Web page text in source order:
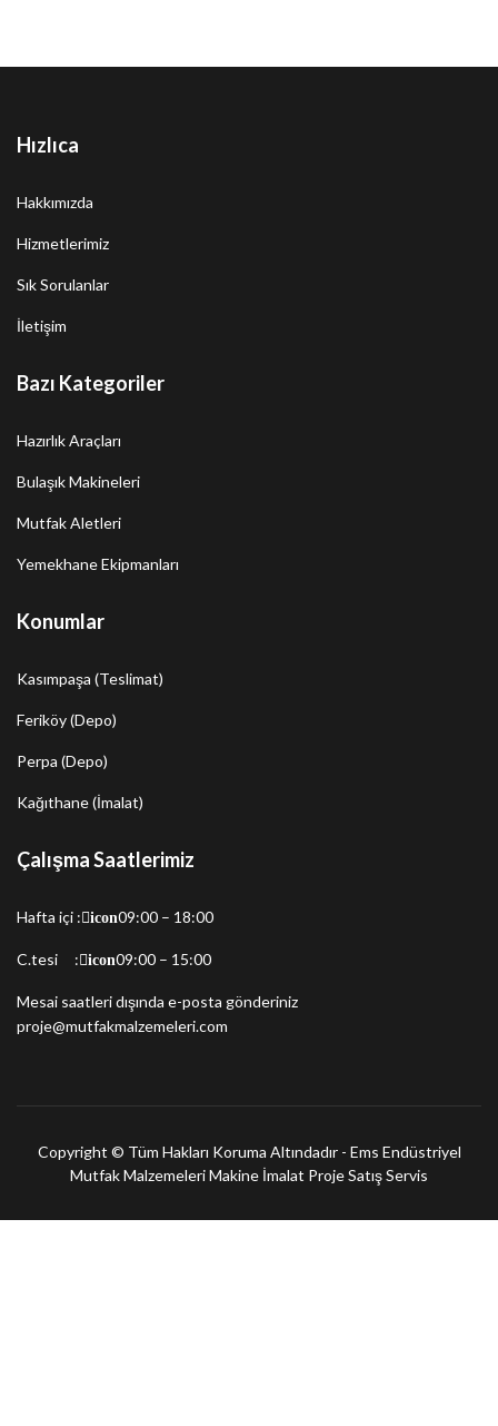
Hızlıca
Hakkımızda
Hizmetlerimiz
Sık Sorulanlar
İletişim
Bazı Kategoriler
Hazırlık Araçları
Bulaşık Makineleri
Mutfak Aletleri
Yemekhane Ekipmanları
Konumlar
Kasımpaşa (Teslimat)
Feriköy (Depo)
Perpa (Depo)
Kağıthane (İmalat)
Çalışma Saatlerimiz
Hafta içi : icon09:00 – 18:00
C.tesi : icon09:00 – 15:00
Mesai saatleri dışında e-posta gönderiniz
proje@mutfakmalzemeleri.com
Copyright © Tüm Hakları Koruma Altındadır - Ems Endüstriyel
Mutfak Malzemeleri Makine İmalat Proje Satış Servis